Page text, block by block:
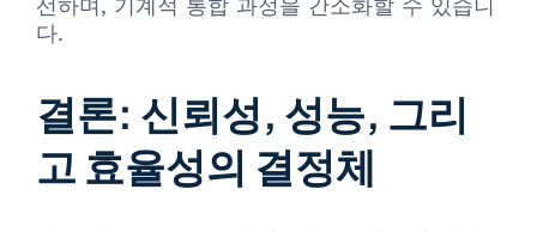
다.
결론: 신뢰성, 성능, 그리
고 효율성의 결정체